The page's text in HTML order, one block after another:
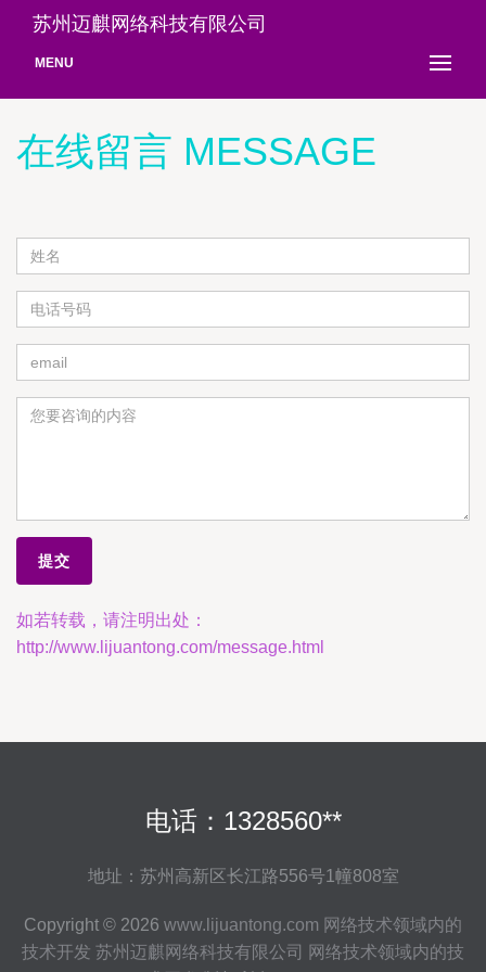
苏州迈麒网络科技有限公司
MENU
在线留言 MESSAGE
如若转载，请注明出处：
http://www.lijuantong.com/message.html
电话：1328560**
地址：苏州高新区长江路556号1幢808室
Copyright © 2026 www.lijuantong.com 网络技术领域内的
技术开发 苏州迈麒网络科技有限公司
网络技术领域内的技